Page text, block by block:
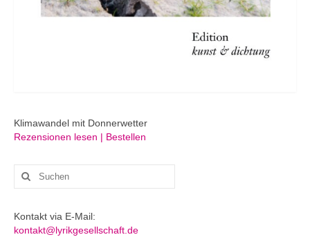
Klimawandel mit Donnerwetter
Rezensionen lesen | Bestellen
Suchen
nach:
Kontakt via E-Mail:
kontakt@lyrikgesellschaft.de